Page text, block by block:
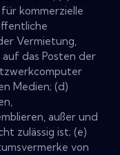
kommerzielle
Vermietung,
das Posten der
Medien; (d)
außer und
zulässig ist; (e)
von